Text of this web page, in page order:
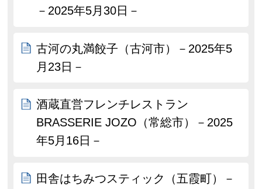
－2025年5月30日－
古河の丸満餃子（古河市）－2025年5
月23日－
酒蔵直営フレンチレストラン
BRASSERIE JOZO（常総市）－2025
年5月16日－
田舎はちみつスティック（五霞町）－